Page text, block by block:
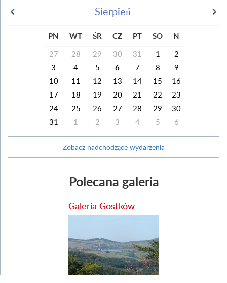
Sierpień
PN WT ŚR CZ PT SO N
27 28 29 30 31 1
2
3
4 5 6 7 8
9
10
11 12 13 14 15
16
17
18 19 20 21 22
23
24
25 26 27 28 29
30
31
1 2 3 4 5 6
Zobacz nadchodzące wydarzenia
Polecana galeria
Galeria Gostków